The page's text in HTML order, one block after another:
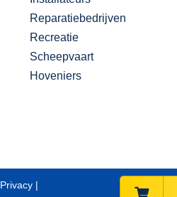
Reparatiebedrijven
Recreatie
Scheepvaart
Hoveniers
Privacy |